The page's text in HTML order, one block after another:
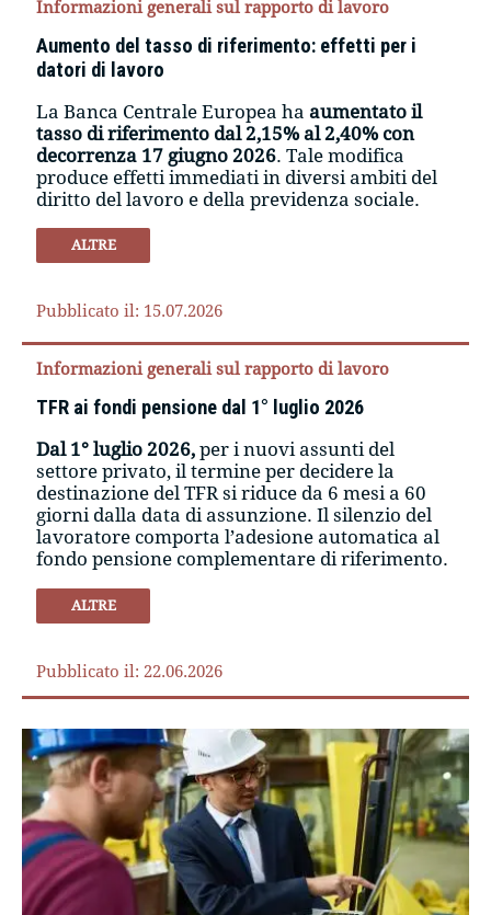
Informazioni generali sul rapporto di lavoro
Aumento del tasso di riferimento: effetti per i
datori di lavoro
La Banca Centrale Europea ha aumentato il
tasso di riferimento dal 2,15% al 2,40% con
decorrenza 17 giugno 2026. Tale modifica
produce effetti immediati in diversi ambiti del
diritto del lavoro e della previdenza sociale.
ALTRE
Pubblicato il: 15.07.2026
Informazioni generali sul rapporto di lavoro
TFR ai fondi pensione dal 1° luglio 2026
Dal 1° luglio 2026, per i nuovi assunti del
settore privato, il termine per decidere la
destinazione del TFR si riduce da 6 mesi a 60
giorni dalla data di assunzione. Il silenzio del
lavoratore comporta l’adesione automatica al
fondo pensione complementare di riferimento.
ALTRE
Pubblicato il: 22.06.2026